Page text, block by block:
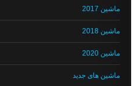
ماشین 2017
ماشین 2018
ماشین 2020
ماشین های جدید